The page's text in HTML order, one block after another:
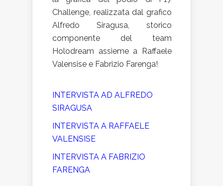
Challenge, realizzata dal grafico
Alfredo Siragusa, storico
componente del team
Holodream assieme a Raffaele
Valensise e Fabrizio Farenga!
INTERVISTA AD ALFREDO
SIRAGUSA
INTERVISTA A RAFFAELE
VALENSISE
INTERVISTA A FABRIZIO
FARENGA